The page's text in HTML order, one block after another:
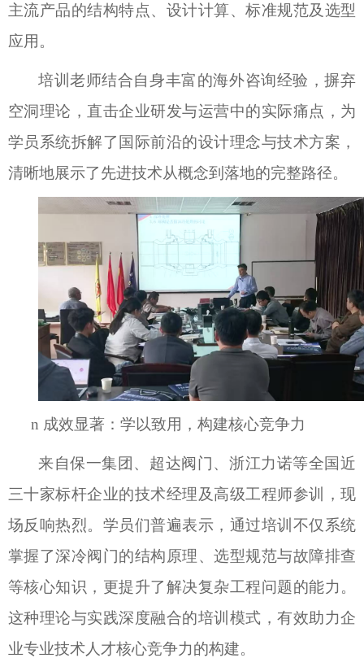
主流产品的结构特点、设计计算、标准规范及选型
应用。
培训老师结合自身丰富的海外咨询经验，摒弃
空洞理论，直击企业研发与运营中的实际痛点，为
学员系统拆解了国际前沿的设计理念与技术方案，
清晰地展示了先进技术从概念到落地的完整路径。
n 成效显著：学以致用，构建核心竞争力
来自保一集团、超达阀门、浙江力诺等全国近
三十家标杆企业的技术经理及高级工程师参训，现
场反响热烈。学员们普遍表示，通过培训不仅系统
掌握了深冷阀门的结构原理、选型规范与故障排查
等核心知识，更提升了解决复杂工程问题的能力。
这种理论与实践深度融合的培训模式，有效助力企
业专业技术人才核心竞争力的构建。